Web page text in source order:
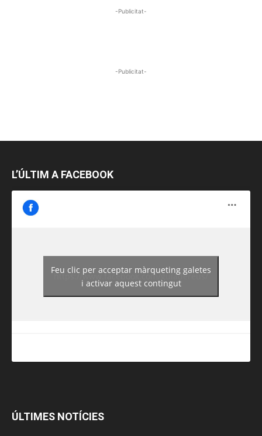
-Publicitat-
-Publicitat-
L’ÚLTIM A FACEBOOK
https://www.facebook.com/guiadereus/
Feu clic per acceptar màrqueting galetes
i activar aquest contingut
ÚLTIMES NOTÍCIES